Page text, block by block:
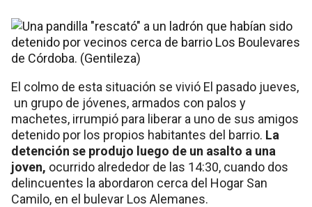
El colmo de esta situación se vivió El pasado jueves,
un grupo de jóvenes, armados con palos y
machetes, irrumpió para liberar a uno de sus amigos
detenido por los propios habitantes del barrio. La
detención se produjo luego de un asalto a una
joven, ocurrido alrededor de las 14:30, cuando dos
delincuentes la abordaron cerca del Hogar San
Camilo, en el bulevar Los Alemanes.